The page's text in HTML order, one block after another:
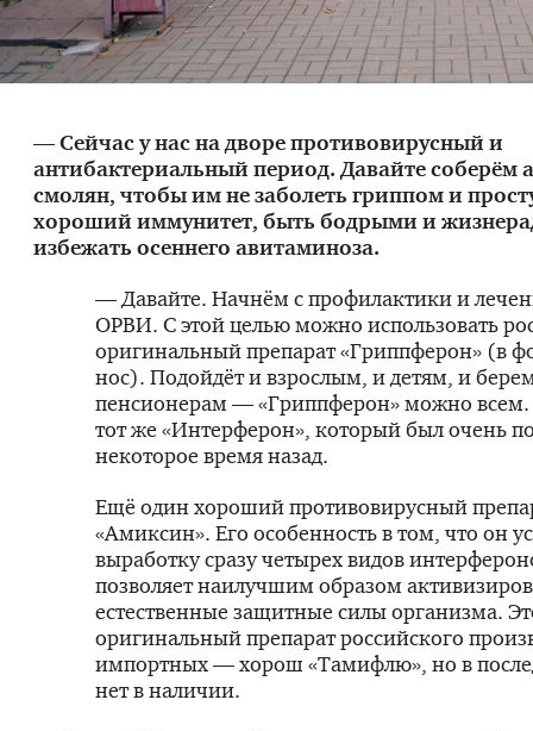
— Сейчас у нас на дворе противовирусный и
антибактериальный период. Давайте соберём
смолян, чтобы им не заболеть гриппом и
хороший иммунитет, быть бодрыми и
избежать осеннего авитаминоза.
— Давайте. Начнём с профилактики и
ОРВИ. С этой целью можно использовать
оригинальный препарат «Гриппферон» (в
нос). Подойдёт и взрослым, и детям, и
пенсионерам — «Гриппферон» можно всем.
тот же «Интерферон», который был очень
некоторое время назад.
Ещё один хороший противовирусный
«Амиксин». Его особенность в том, что он
выработку сразу четырех видов
позволяет наилучшим образом
естественные защитные силы организма.
оригинальный препарат российского
импортных — хорош «Тамифлю», но в
нет в наличии.